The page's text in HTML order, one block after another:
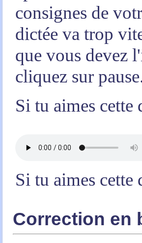
consignes de
dictée va trop
que vous devez
cliquez sur
Si tu aimes cette
Si tu aimes cette
Correction en